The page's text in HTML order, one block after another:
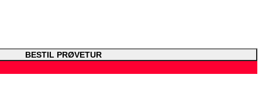
BESTIL PRØVETUR